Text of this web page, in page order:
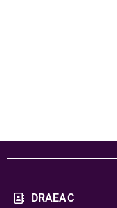
DRAEAC